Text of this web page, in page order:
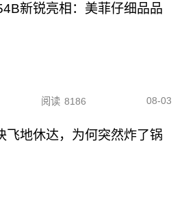
新锐亮相：美菲仔细品品
阅读 8186 08-03
飞地休达，为何突然炸了锅